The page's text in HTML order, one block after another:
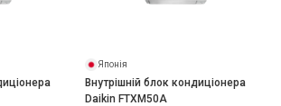
Японія
Внутрішній блок кондиціонера
Daikin FTXM50A